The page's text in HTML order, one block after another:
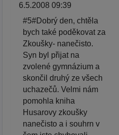
6.5.2008 09:39
#5#Dobrý den, chtěla
bych také poděkovat za
Zkoušky- nanečisto.
Syn byl přijat na
zvolené gymnázium a
skončil druhý ze všech
uchazečů. Velmi nám
pomohla kniha
Husarovy zkoušky
nanečisto a i souhrn v